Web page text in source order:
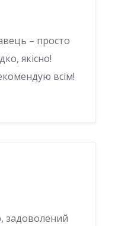
– просто
якісно!
всім!
задоволений